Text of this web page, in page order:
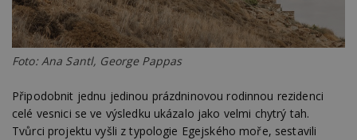
Foto: Ana Santl, George Pappas
Připodobnit jednu jedinou prázdninovou rodinnou rezidenci
celé vesnici se ve výsledku ukázalo jako velmi chytrý tah.
Tvůrci projektu vyšli z typologie Egejského moře, sestavili